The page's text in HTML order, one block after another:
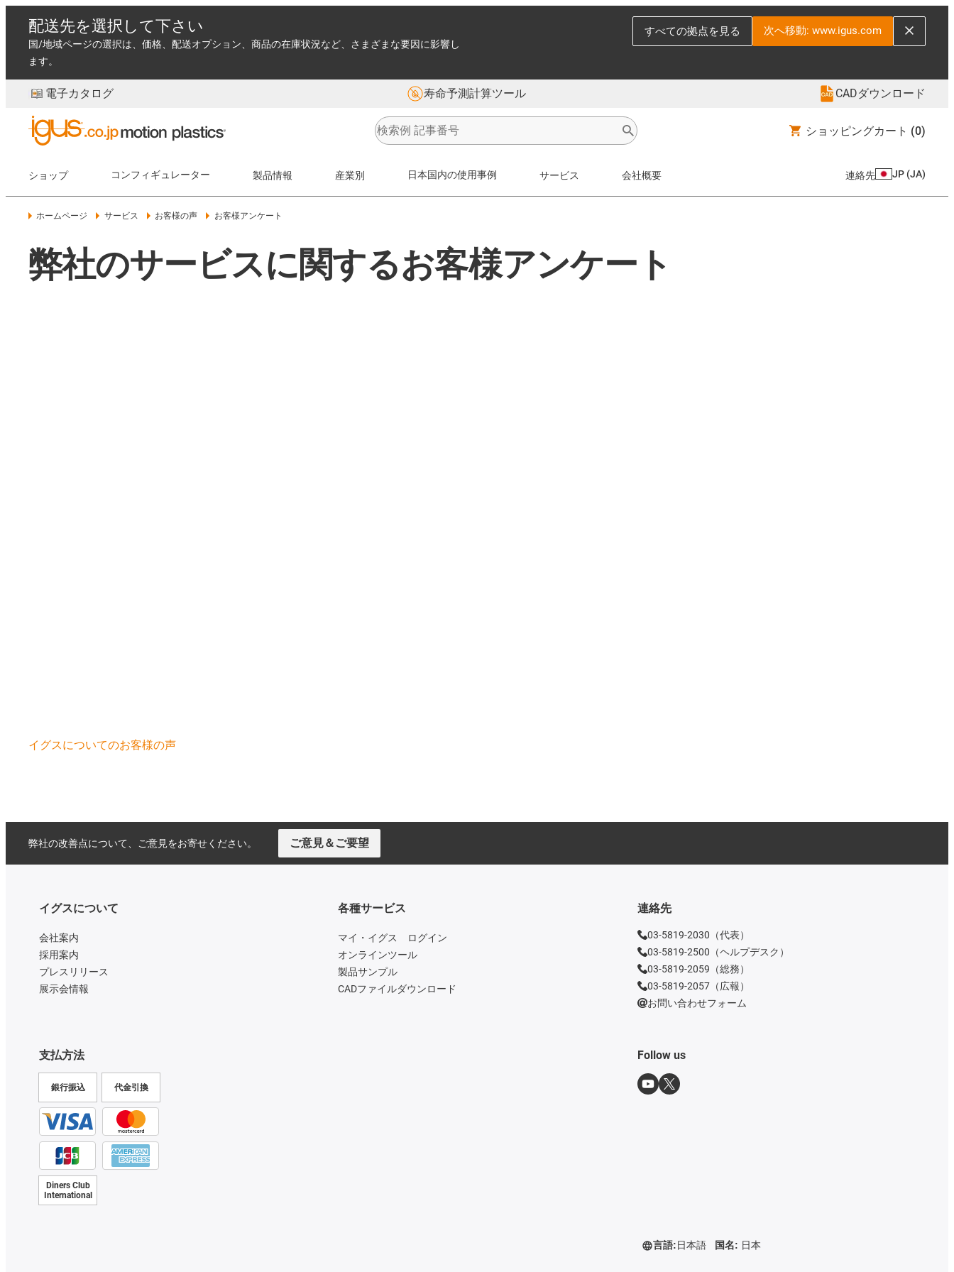
配送先を選択して下さい
国/地域ページの選択は、価格、配送オプション、商品の在庫状況など、さまざまな要因に影響し
ます。
すべての拠点を見る 次へ移動: www.igus.com
電子カタログ 寿命予測計算ツール CADダウンロード
ショッピングカート (0)
ショップ コンフィギュレーター 製品情報 産業別 日本国内の使用事例 サービス 会社概要 連絡先 JP (JA)
ホームページ サービス お客様の声 お客様アンケート
弊社のサービスに関するお客様アンケート
イグスについてのお客様の声
弊社の改善点について、ご意見をお寄せください。 ご意見＆ご要望
イグスについて
会社案内
採用案内
プレスリリース
展示会情報
支払方法
銀行振込 代金引換
Diners Club
International
各種サービス
マイ・イグス ログイン
オンラインツール
製品サンプル
CADファイルダウンロード
連絡先
03-5819-2030（代表）
03-5819-2500（ヘルプデスク）
03-5819-2059（総務）
03-5819-2057（広報）
お問い合わせフォーム
Follow us
言語:日本語 国名: 日本